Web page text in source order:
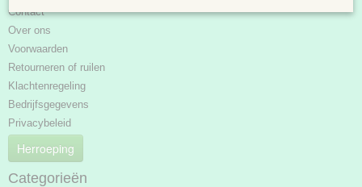
Contact
Over ons
Voorwaarden
Retourneren of ruilen
Klachtenregeling
Bedrijfsgegevens
Privacybeleid
Herroeping
Categorieën